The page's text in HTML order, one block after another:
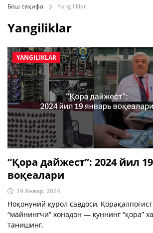
Бош саҳифа Yangiliklar
Yangiliklar
YANGILIKLAR
“Қора дайжест”: 2024 йил
воқеалари
19 Январ, 2024
Ноқонуний қурол савдоси,
“майнингчи” хонадон — куннинг “қора”
танишинг.